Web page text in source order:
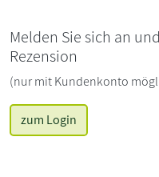
Melden Sie sich an
Rezension
(nur mit Kundenkonto
zum Login